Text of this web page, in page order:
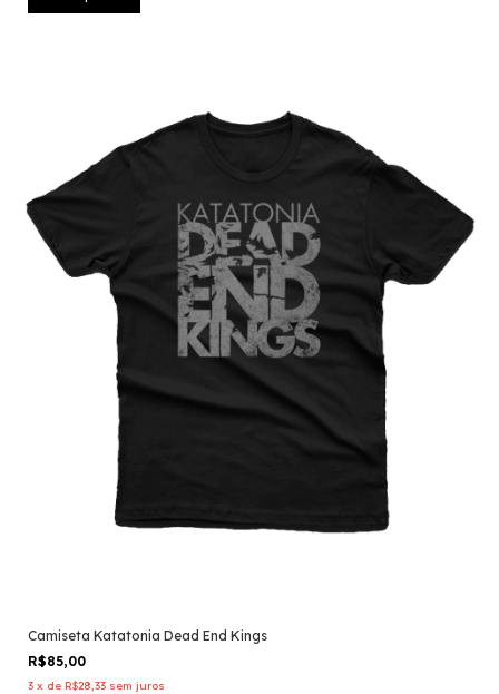
Camiseta Katatonia Dead End Kings
R$85,00
3 x de R$28,33 sem juros